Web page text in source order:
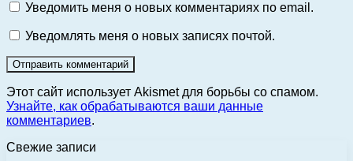
Уведомить меня о новых комментариях по email.
Уведомлять меня о новых записях почтой.
Этот сайт использует Akismet для борьбы со спамом.
Узнайте, как обрабатываются ваши данные
комментариев.
Свежие записи